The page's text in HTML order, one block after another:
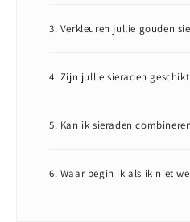
3. Verkleuren jullie gouden
4. Zijn jullie sieraden
5. Kan ik sieraden
6. Waar begin ik als ik niet